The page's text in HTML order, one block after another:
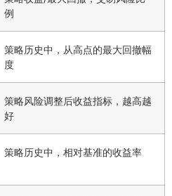
例
策略历史中，从高点的最大回撤幅
度
策略风险调整后收益指标，越高越
好
策略历史中，相对基准的收益率